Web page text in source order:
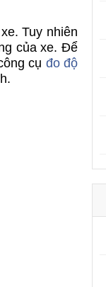
Tuy nhiên
của xe. Để
cụ đo độ